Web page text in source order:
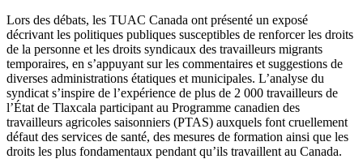
Lors des débats, les TUAC Canada ont présenté un exposé
décrivant les politiques publiques susceptibles de renforcer les droits
de la personne et les droits syndicaux des travailleurs migrants
temporaires, en s’appuyant sur les commentaires et suggestions de
diverses administrations étatiques et municipales. L’analyse du
syndicat s’inspire de l’expérience de plus de 2 000 travailleurs de
l’État de Tlaxcala participant au Programme canadien des
travailleurs agricoles saisonniers (PTAS) auxquels font cruellement
défaut des services de santé, des mesures de formation ainsi que les
droits les plus fondamentaux pendant qu’ils travaillent au Canada.